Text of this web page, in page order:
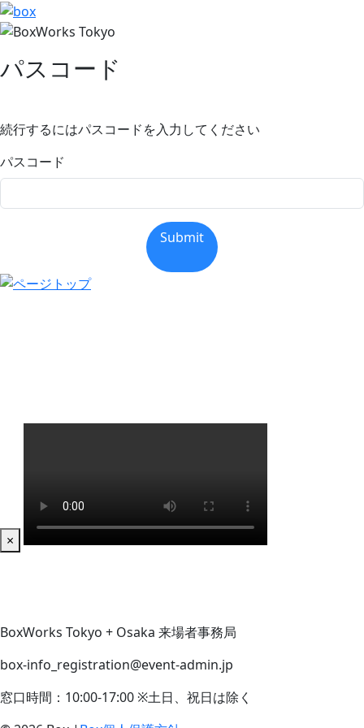
パスコード
続行するにはパスコードを入力してください
パスコード
Submit
BoxWorks Tokyo + Osaka 来場者事務局
box-info_registration@event-admin.jp
窓口時間：10:00-17:00 ※土日、祝日は除く
×